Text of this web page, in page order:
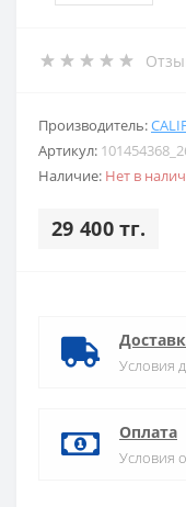
Производитель:
Артикул:
Наличие: Нет в
29 400 тг.
Условия
Оплата
Условия